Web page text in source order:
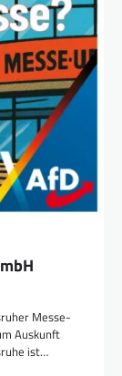
Messe-
Auskunft
ist…